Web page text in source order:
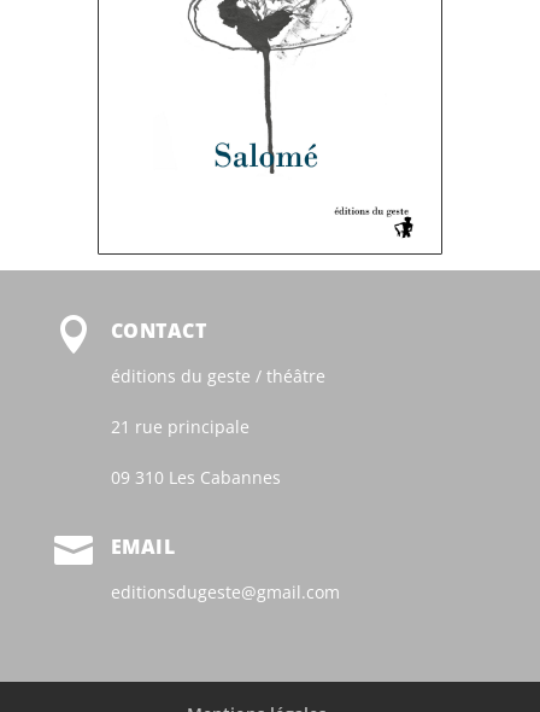
 CONTACT
éditions du geste / théâtre
21 rue principale
09 310 Les Cabannes
 EMAIL
editionsdugeste@gmail.com